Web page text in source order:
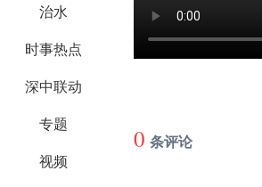
治水
时事热点
深中联动
专题
视频
0 条评论